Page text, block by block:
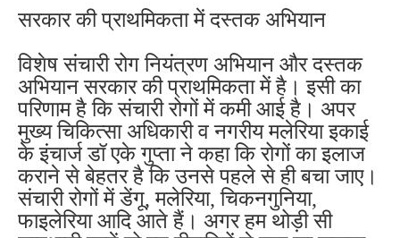
सरकार की प्राथमिकता में दस्तक अभियान
विशेष संचारी रोग नियंत्रण अभियान और दस्तक
अभियान सरकार की प्राथमिकता में है। इसी का
परिणाम है कि संचारी रोगों में कमी आई है। अपर
मुख्य चिकित्सा अधिकारी व नगरीय मलेरिया इकाई
के इंचार्ज डॉ एके गुप्ता ने कहा कि रोगों का इलाज
कराने से बेहतर है कि उनसे पहले से ही बचा जाए।
संचारी रोगों में डेंगू, मलेरिया, चिकनगुनिया,
फाइलेरिया आदि आते हैं। अगर हम थोड़ी सी